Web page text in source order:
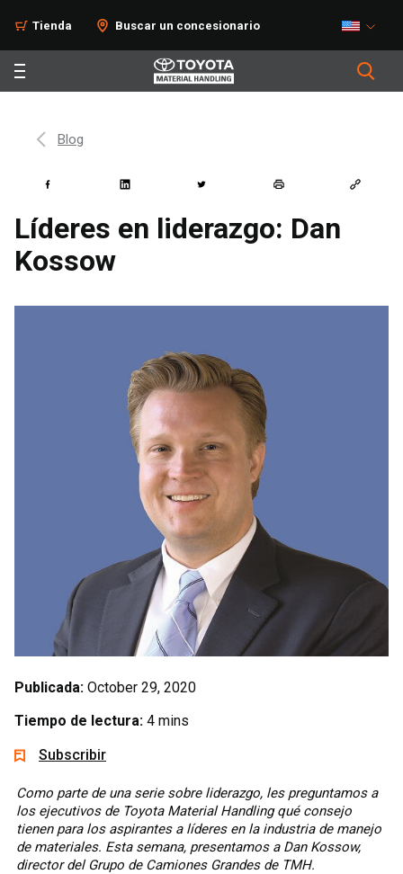
Tienda Buscar un concesionario
Blog
Líderes en liderazgo: Dan
Kossow
Publicada: October 29, 2020
Tiempo de lectura: 4 mins
Subscribir
Como parte de una serie sobre liderazgo, les preguntamos a
los ejecutivos de Toyota Material Handling qué consejo
tienen para los aspirantes a líderes en la industria de manejo
de materiales. Esta semana, presentamos a Dan Kossow,
director del Grupo de Camiones Grandes de TMH.